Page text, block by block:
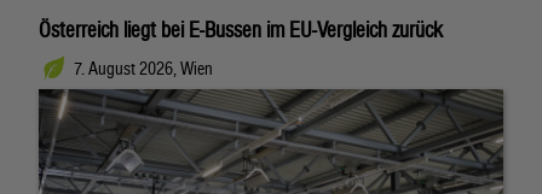
Österreich liegt bei E-Bussen im EU-Vergleich zurück
7. August 2026, Wien